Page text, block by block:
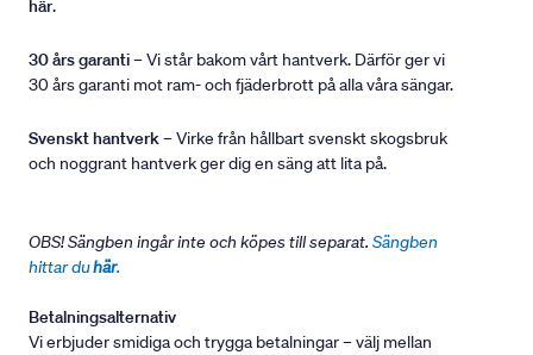
här.
30 års garanti– Vi står bakom vårt hantverk. Därför ger vi
30 års garanti mot ram- och fjäderbrott på alla våra sängar.
Svenskt hantverk– Virke från hållbart svenskt skogsbruk
och noggrant hantverk ger dig en säng att lita på.
OBS! Sängben ingår inte och köpes till separat. Sängben
hittar duhär.
Betalningsalternativ
Vi erbjuder smidiga och trygga betalningar – välj mellan